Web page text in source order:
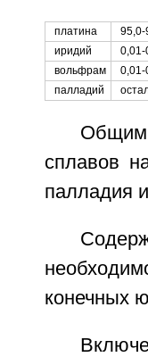
платина
95,0-
иридий
0,01-
вольфрам
0,01-
палладий
Общим
сплавов
палладия
конечных